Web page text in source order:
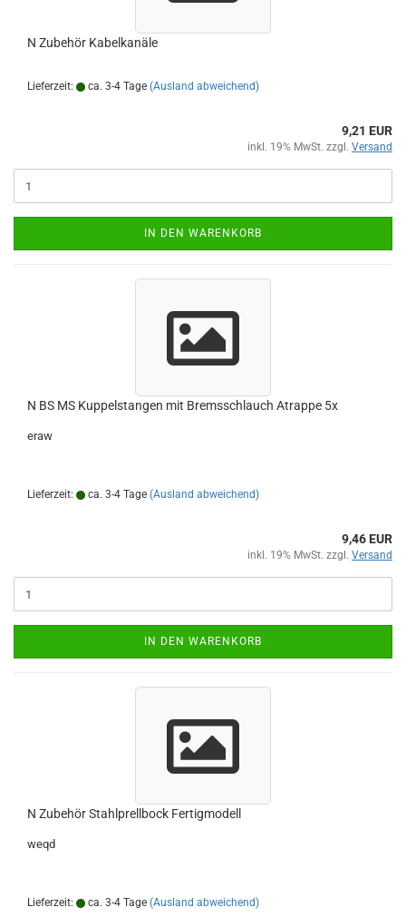
N Zubehör Kabelkanäle
Lieferzeit: ca. 3-4 Tage (Ausland abweichend)
9,21 EUR
inkl. 19% MwSt. zzgl. Versand
IN DEN WARENKORB
N BS MS Kuppelstangen mit Bremsschlauch Atrappe 5x
eraw
Lieferzeit: ca. 3-4 Tage (Ausland abweichend)
9,46 EUR
inkl. 19% MwSt. zzgl. Versand
IN DEN WARENKORB
N Zubehör Stahlprellbock Fertigmodell
weqd
Lieferzeit: ca. 3-4 Tage (Ausland abweichend)